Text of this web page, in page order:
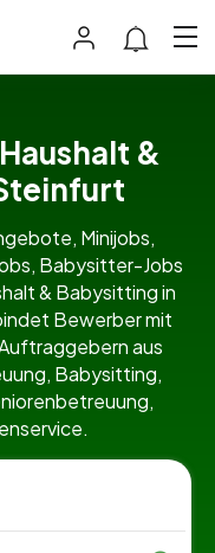
&
Minijobs,
Babysitter-Jobs
& Babysitting in
Bewerber mit
aus
Babysitting,